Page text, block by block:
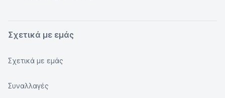
Σχετικά με εμάς
Σχετικά με εμάς
Συναλλαγές